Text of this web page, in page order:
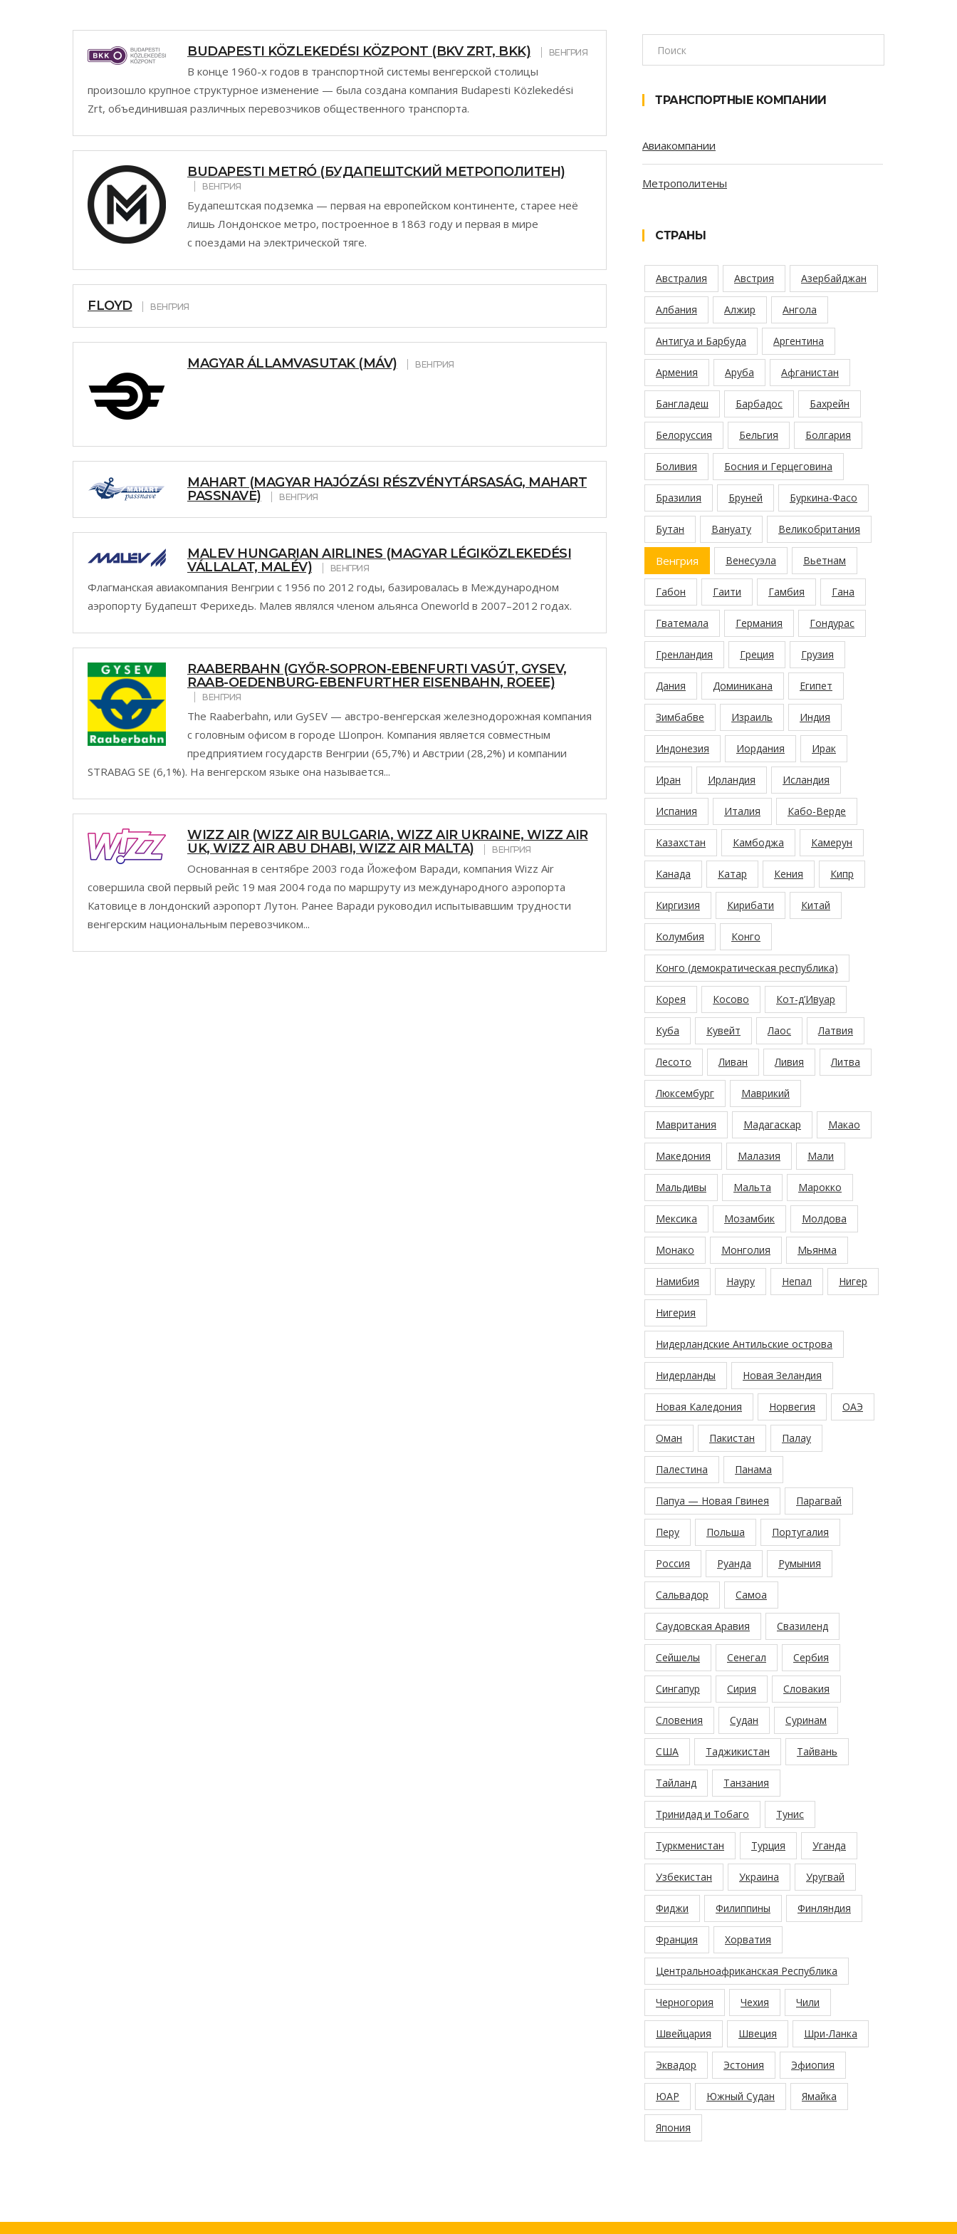
BUDAPESTI KÖZLEKEDÉSI KÖZPONT (BKV ZRT, BKK) ВЕНГРИЯ
В конце 1960-х годов в транспортной системы венгерской столицы
произошло крупное структурное изменение — была создана компания Budapesti Közlekedési
Zrt, объединившая различных перевозчиков общественного транспорта.
BUDAPESTI METRÓ (БУДАПЕШТСКИЙ МЕТРОПОЛИТЕН)
ВЕНГРИЯ
Будапештская подземка — первая на европейском континенте, старее неё
лишь Лондонское метро, построенное в 1863 году и первая в мире
с поездами на электрической тяге.
FLOYD ВЕНГРИЯ
MAGYAR ÁLLAMVASUTAK (MÁV) ВЕНГРИЯ
MAHART (MAGYAR HAJÓZÁSI RÉSZVÉNYTÁRSASÁG, MAHART
PASSNAVE)
ВЕНГРИЯ
MALEV HUNGARIAN AIRLINES (MAGYAR LÉGIKÖZLEKEDÉSI
VÁLLALAT, MALÉV)
ВЕНГРИЯ
Флагманская авиакомпания Венгрии с 1956 по 2012 годы, базировалась в Международном
аэропорту Будапешт Ферихедь. Малев являлся членом альянса Oneworld в 2007–2012 годах.
RAABERBAHN (GYŐR-SOPRON-EBENFURTI VASÚT, GYSEV,
RAAB-OEDENBURG-EBENFURTHER EISENBAHN, ROEEE)
ВЕНГРИЯ
The Raaberbahn, или GySEV — австро-венгерская железнодорожная компания
с головным офисом в городе Шопрон. Компания является совместным
предприятием государств Венгрии (65,7%) и Австрии (28,2%) и компании
STRABAG SE (6,1%). На венгерском языке она называется...
WIZZ AIR (WIZZ AIR BULGARIA, WIZZ AIR UKRAINE, WIZZ AIR
UK, WIZZ AIR ABU DHABI, WIZZ AIR MALTA)
ВЕНГРИЯ
Основанная в сентябре 2003 года Йожефом Варади, компания Wizz Air
совершила свой первый рейс 19 мая 2004 года по маршруту из международного аэропорта
Катовице в лондонский аэропорт Лутон. Ранее Варади руководил испытывавшим трудности
венгерским национальным перевозчиком...
ТРАНСПОРТНЫЕ КОМПАНИИ
Авиакомпании
Метрополитены
СТРАНЫ
Австралия Австрия Азербайджан
Албания Алжир Ангола
Антигуа и Барбуда Аргентина
Армения Аруба Афганистан
Бангладеш Барбадос Бахрейн
Белоруссия Бельгия Болгария
Боливия Босния и Герцеговина
Бразилия Бруней Буркина-Фасо
Бутан Вануату Великобритания
Венгрия Венесуэла Вьетнам
Габон Гаити Гамбия Гана
Гватемала Германия Гондурас
Гренландия Греция Грузия
Дания Доминикана Египет
Зимбабве Израиль Индия
Индонезия Иордания Ирак
Иран Ирландия Исландия
Испания Италия Кабо-Верде
Казахстан Камбоджа Камерун
Канада Катар Кения Кипр
Киргизия Кирибати Китай
Колумбия Конго
Конго (демократическая республика)
Корея Косово Кот-д’Ивуар
Куба Кувейт Лаос Латвия
Лесото Ливан Ливия Литва
Люксембург Маврикий
Мавритания Мадагаскар Макао
Македония Малазия Мали
Мальдивы Мальта Марокко
Мексика Мозамбик Молдова
Монако Монголия Мьянма
Намибия Науру Непал Нигер
Нигерия
Нидерландские Антильские острова
Нидерланды Новая Зеландия
Новая Каледония Норвегия ОАЭ
Оман Пакистан Палау
Палестина Панама
Папуа — Новая Гвинея Парагвай
Перу Польша Португалия
Россия Руанда Румыния
Сальвадор Самоа
Саудовская Аравия Свазиленд
Сейшелы Сенегал Сербия
Сингапур Сирия Словакия
Словения Судан Суринам
США Таджикистан Тайвань
Тайланд Танзания
Тринидад и Тобаго Тунис
Туркменистан Турция Уганда
Узбекистан Украина Уругвай
Фиджи Филиппины Финляндия
Франция Хорватия
Центральноафриканская Республика
Черногория Чехия Чили
Швейцария Швеция Шри-Ланка
Эквадор Эстония Эфиопия
ЮАР Южный Судан Ямайка
Япония